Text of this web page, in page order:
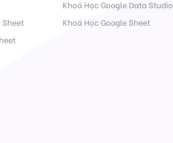
Sheet
Khoá Học Google Data Studio
Khoá Học Google Sheet